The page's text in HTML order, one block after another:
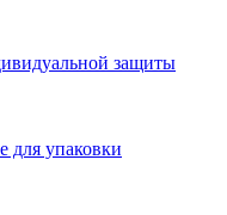
защиты
для упаковки